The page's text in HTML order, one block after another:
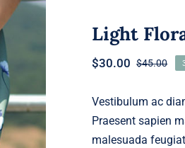
Light
$45.00
$30.00
is:
Vestibulum ac
Praesent sapien
malesuada